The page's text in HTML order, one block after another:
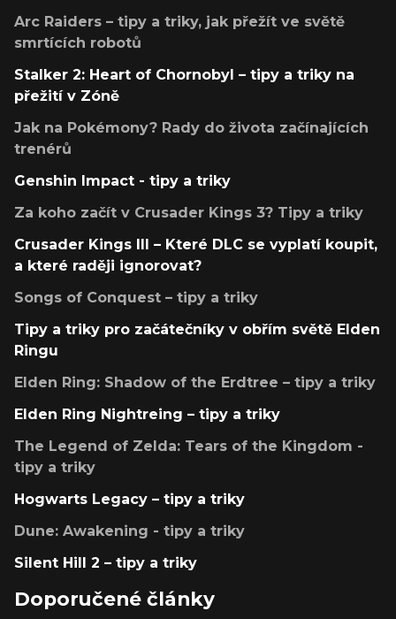
Arc Raiders – tipy a triky, jak přežít ve světě
smrtících robotů
Stalker 2: Heart of Chornobyl – tipy a triky na
přežití v Zóně
Jak na Pokémony? Rady do života začínajících
trenérů
Genshin Impact - tipy a triky
Za koho začít v Crusader Kings 3? Tipy a triky
Crusader Kings III – Které DLC se vyplatí koupit,
a které raději ignorovat?
Songs of Conquest – tipy a triky
Tipy a triky pro začátečníky v obřím světě Elden
Ringu
Elden Ring: Shadow of the Erdtree – tipy a triky
Elden Ring Nightreing – tipy a triky
The Legend of Zelda: Tears of the Kingdom -
tipy a triky
Hogwarts Legacy – tipy a triky
Dune: Awakening - tipy a triky
Silent Hill 2 – tipy a triky
Doporučené články